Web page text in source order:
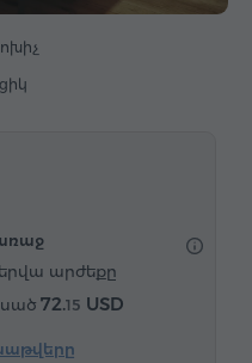
արժեքը
72.15 USD